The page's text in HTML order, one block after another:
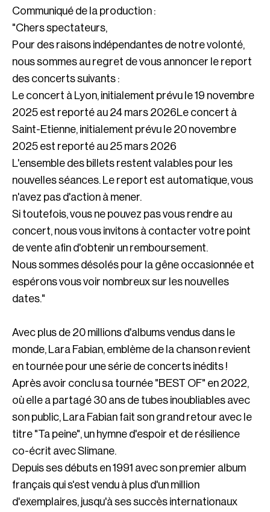
Communiqué de la production :
"Chers spectateurs,
Pour des raisons indépendantes de notre volonté,
nous sommes au regret de vous annoncer le report
des concerts suivants :
Le concert à Lyon, initialement prévu le 19 novembre
2025 est reporté au 24 mars 2026Le concert à
Saint-Etienne, initialement prévu le 20 novembre
2025 est reporté au 25 mars 2026
L'ensemble des billets restent valables pour les
nouvelles séances. Le report est automatique, vous
n'avez pas d'action à mener.
Si toutefois, vous ne pouvez pas vous rendre au
concert, nous vous invitons à contacter votre point
de vente afin d'obtenir un remboursement.
Nous sommes désolés pour la gêne occasionnée et
espérons vous voir nombreux sur les nouvelles
dates."
Avec plus de 20 millions d'albums vendus dans le
monde, Lara Fabian, emblème de la chanson revient
en tournée pour une série de concerts inédits !
Après avoir conclu sa tournée "BEST OF" en 2022,
où elle a partagé 30 ans de tubes inoubliables avec
son public, Lara Fabian fait son grand retour avec le
titre "Ta peine", un hymne d'espoir et de résilience
co-écrit avec Slimane.
Depuis ses débuts en 1991 avec son premier album
français qui s'est vendu à plus d'un million
d'exemplaires, jusqu'à ses succès internationaux